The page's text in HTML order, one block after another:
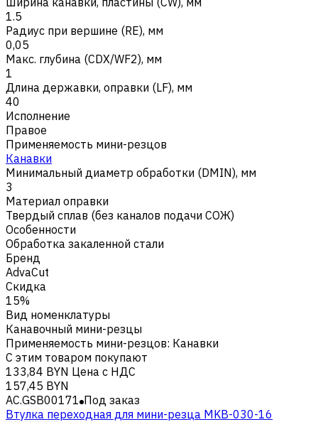
1.5
Радиус при вершине (RE), мм
0,05
Макс. глубина (CDX/WF2), мм
1
Длина державки, оправки (LF), мм
40
Исполнение
Правое
Применяемость мини-резцов
Канавки
Минимальный диаметр обработки (DMIN), мм
3
Материал оправки
Твердый сплав (без каналов подачи СОЖ)
Особенности
Обработка закаленной стали
Бренд
AdvaCut
Скидка
15%
Вид номенклатуры
Канавочный мини-резцы
Применяемость мини-резцов: Канавки
С этим товаром покупают
133,84 BYN Цена с НДС
157,45 BYN
AC.GSB00171 Под заказ
Втулка переходная для мини-резца MKB-030-16